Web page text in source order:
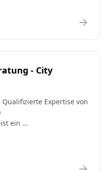
- City
Expertise von
ein …